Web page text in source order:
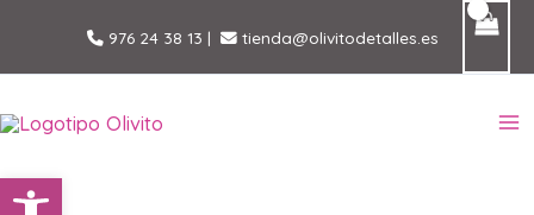
contenido
976 24 38 13 | tienda@olivitodetalles.es
Abrir barra de herramientas